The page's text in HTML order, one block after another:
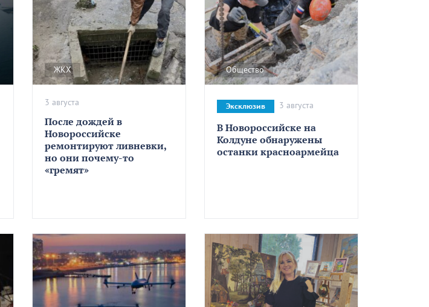
ЖКХ
После дождей в
Новороссийске
ремонтируют ливневки,
но они почему-то
«гремят»
3 августа
Общество
В Новороссийске на
Колдуне обнаружены
останки красноармейца
Эксклюзив 3 августа